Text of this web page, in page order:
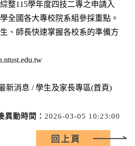
整115學年度四技二專之申請入
全國各大專校院系組參採重點。
、師長快速掌握各校系的準備方
新消息 / 學生及家長專區(首頁)
異動時間： 2026-03-05 10:23:00
回上頁